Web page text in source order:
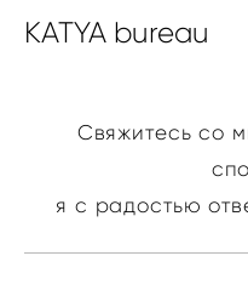
KATYA bureau
Свяжитесь со
я с радостью